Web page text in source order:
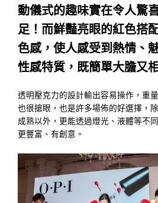
動儀式的趣味實在令人驚
足！而鮮豔亮眼的紅色搭
色感，使人感受到熱情、
性感特質，既簡單大膽又
透明壓克力的設計輸出容易操作，重
也很搶眼，也是許多場佈的好選擇，
成熟以外，更能透過燈光、液體等不
更豐富、有創意。